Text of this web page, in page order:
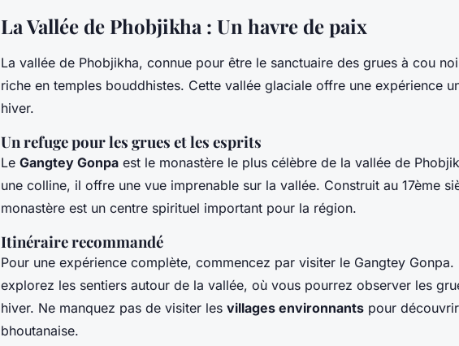
La Vallée de Phobjikha : Un havre de paix
La vallée de Phobjikha, connue pour être le sanctuaire des grues à cou
riche en temples bouddhistes. Cette vallée glaciale offre une expérience
hiver.
Un refuge pour les grues et les esprits
Le Gangtey Gonpa est le monastère le plus célèbre de la vallée de
une colline, il offre une vue imprenable sur la vallée. Construit au 17ème
monastère est un centre spirituel important pour la région.
Itinéraire recommandé
Pour une expérience complète, commencez par visiter le Gangtey Gonpa.
explorez les sentiers autour de la vallée, où vous pourrez observer les
hiver. Ne manquez pas de visiter les villages environnants pour
bhoutanaise.